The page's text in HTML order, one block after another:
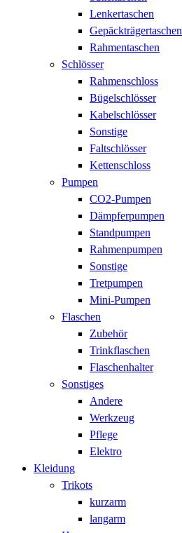
Lenkertaschen
Gepäckträgertaschen
Rahmentaschen
Schlösser
Rahmenschloss
Bügelschlösser
Kabelschlösser
Sonstige
Faltschlösser
Kettenschloss
Pumpen
CO2-Pumpen
Dämpferpumpen
Standpumpen
Rahmenpumpen
Sonstige
Tretpumpen
Mini-Pumpen
Flaschen
Zubehör
Trinkflaschen
Flaschenhalter
Sonstiges
Andere
Werkzeug
Pflege
Elektro
Kleidung
Trikots
kurzarm
langarm